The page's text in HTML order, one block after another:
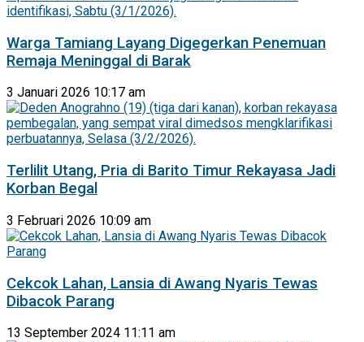
Warga Tamiang Layang Digegerkan Penemuan
Remaja Meninggal di Barak
3 Januari 2026 10:17 am
Terlilit Utang, Pria di Barito Timur Rekayasa Jadi
Korban Begal
3 Februari 2026 10:09 am
Cekcok Lahan, Lansia di Awang Nyaris Tewas
Dibacok Parang
13 September 2024 11:11 am